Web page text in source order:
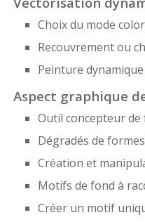
Choix du mode
Recouvrement ou
Peinture dynamique
Aspect graphique
Outil concepteur de
Dégradés de formes
Création et
Motifs de fond à
Créer un motif